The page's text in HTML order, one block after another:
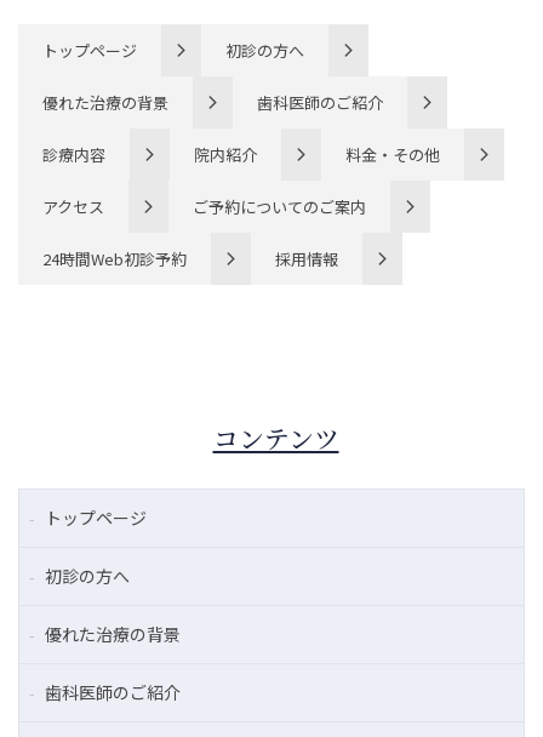
トップページ 初診の方へ
優れた治療の背景 歯科医師のご紹介
診療内容 院内紹介 料金・その他
アクセス ご予約についてのご案内
24時間Web初診予約 採用情報
コンテンツ
トップページ
初診の方へ
優れた治療の背景
歯科医師のご紹介